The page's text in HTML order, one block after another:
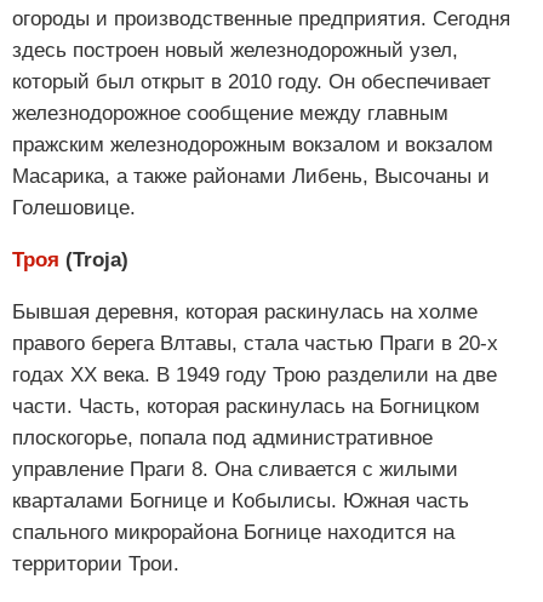
огороды и производственные предприятия. Сегодня
здесь построен новый железнодорожный узел,
который был открыт в 2010 году. Он обеспечивает
железнодорожное сообщение между главным
пражским железнодорожным вокзалом и вокзалом
Масарика, а также районами Либень, Высочаны и
Голешовице.
Троя (Troja)
Бывшая деревня, которая раскинулась на холме
правого берега Влтавы, стала частью Праги в 20-х
годах ХХ века. В 1949 году Трою разделили на две
части. Часть, которая раскинулась на Богницком
плоскогорье, попала под административное
управление Праги 8. Она сливается с жилыми
кварталами Богнице и Кобылисы. Южная часть
спального микрорайона Богнице находится на
территории Трои.